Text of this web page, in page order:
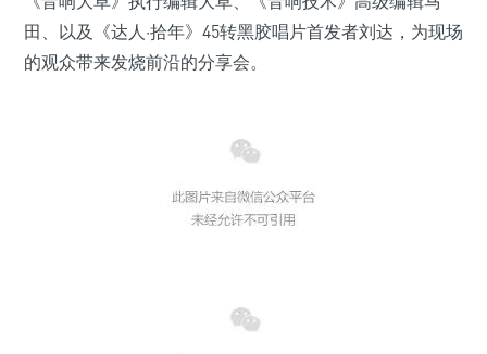
田、以及《达人·拾年》45转黑胶唱片首发者刘达，为现场
的观众带来发烧前沿的分享会。